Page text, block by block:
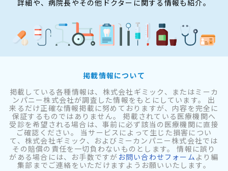
詳細や、病院長やその他ドクターに関する情報も紹介。
掲載情報について
掲載している各種情報は、株式会社ギミック、またはミーカ
ンパニー株式会社が調査した情報をもとにしています。 出
来るだけ正確な情報掲載に努めておりますが、内容を完全に
保証するものではありません。 掲載されている医療機関へ
受診を希望される場合は、事前に必ず該当の医療機関に直接
ご確認ください。 当サービスによって生じた損害につい
て、株式会社ギミック、およびミーカンパニー株式会社では
その賠償の責任を一切負わないものとします。 情報に誤り
がある場合には、お手数ですが お問い合わせフォーム より編
集部までご連絡をいただけますようお願いいたします。